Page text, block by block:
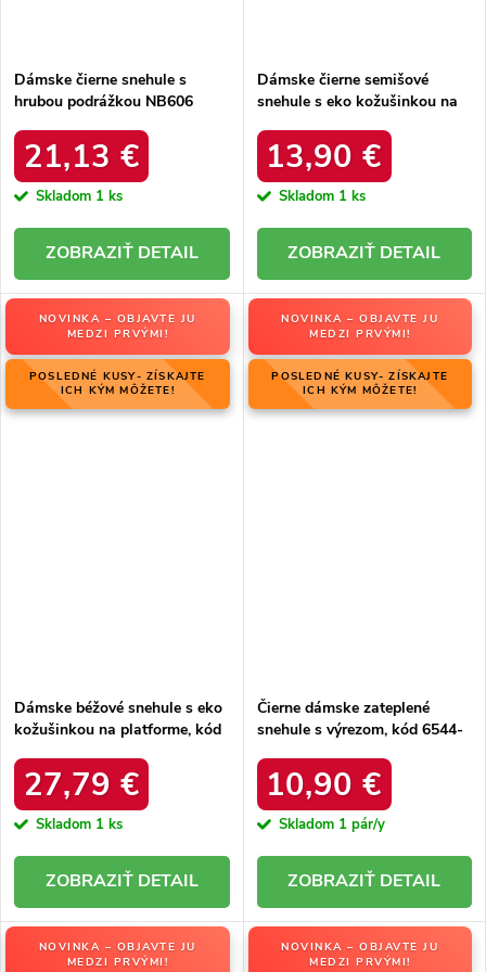
Dámske čierne snehule s
hrubou podrážkou NB606
21,13 €
Skladom 1 ks
DETAIL
Dámske čierne semišové
snehule s eko kožušinkou na
BLACK
13,90 €
Skladom 1 ks
DETAIL
NOVINKA – OBJAVTE JU
MEDZI PRVÝMI!
POSLEDNÉ KUSY- ZÍSKAJTE
ICH KÝM MÔŽETE!
Dámske béžové snehule s eko
kožušinkou na platforme, kód
27,79 €
Skladom 1 ks
DETAIL
NOVINKA – OBJAVTE JU
MEDZI PRVÝMI!
POSLEDNÉ KUSY- ZÍSKAJTE
ICH KÝM MÔŽETE!
Čierne dámske zateplené
snehule s výrezom, kód 6544-
10,90 €
Skladom 1 pár/y
DETAIL
NOVINKA – OBJAVTE JU
MEDZI PRVÝMI!
NOVINKA – OBJAVTE JU
MEDZI PRVÝMI!